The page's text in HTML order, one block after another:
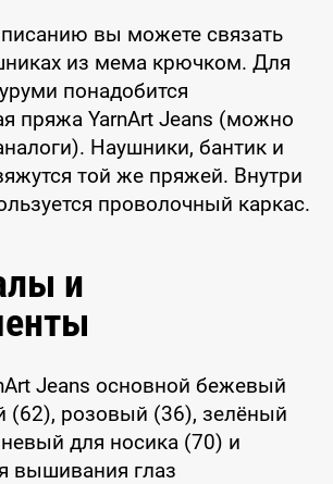
вы можете связать
из мема крючком. Для
понадобится
пряжа YarnArt Jeans (можно
Наушники, бантик и
той же пряжей. Внутри
проволочный каркас.
и
Jeans основной бежевый
(62), розовый (36), зелёный
для носика (70) и
вышивания глаз